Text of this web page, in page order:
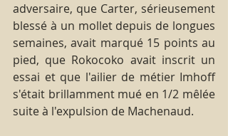
adversaire, que Carter, sérieusement
blessé à un mollet depuis de longues
semaines, avait marqué 15 points au
pied, que Rokocoko avait inscrit un
essai et que l'ailier de métier Imhoff
s'était brillamment mué en 1/2 mêlée
suite à l'expulsion de Machenaud.